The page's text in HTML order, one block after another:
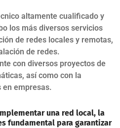
altamente cualificado y
los más diversos servicios
de redes locales y remotas,
de redes.
con diversos proyectos de
así como con la
empresas.
una red local, la
fundamental para garantizar